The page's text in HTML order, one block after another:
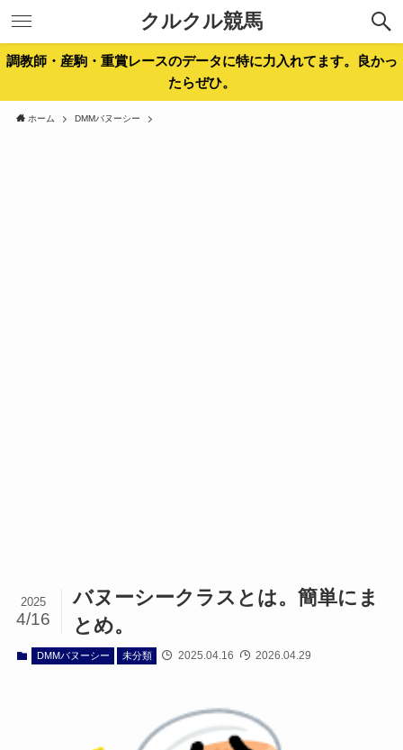
クルクル競馬
調教師・産駒・重賞レースのデータに特に力入れてます。良かっ
たらぜひ。
ホーム DMMバヌーシー
バヌーシークラスとは。簡単にま
とめ。
2025
4/16
DMMバヌーシー 未分類 2025.04.16 2026.04.29